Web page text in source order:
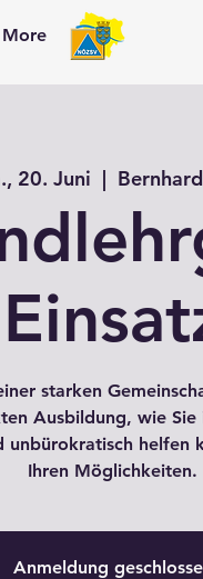
More
20. Juni
  |
starken
Ausbildung, wie Sie
unbürokratisch helfen
Ihren Möglichkeiten.
Anmeldung